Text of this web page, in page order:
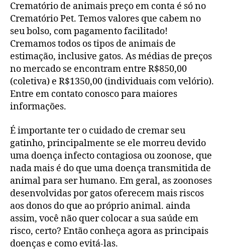
Crematório de animais preço em conta é só no
Crematório Pet. Temos valores que cabem no
seu bolso, com pagamento facilitado!
Cremamos todos os tipos de animais de
estimação, inclusive gatos. As médias de preços
no mercado se encontram entre R$850,00
(coletiva) e R$1350,00 (individuais com velório).
Entre em contato conosco para maiores
informações.
É importante ter o cuidado de cremar seu
gatinho, principalmente se ele morreu devido
uma doença infecto contagiosa ou zoonose, que
nada mais é do que uma doença transmitida de
animal para ser humano. Em geral, as zoonoses
desenvolvidas por gatos oferecem mais riscos
aos donos do que ao próprio animal. ainda
assim, você não quer colocar a sua saúde em
risco, certo? Então conheça agora as principais
doenças e como evitá-las.